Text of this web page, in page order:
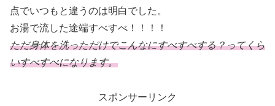
点でいつもと違うのは明白でした。
お湯で流した途端すべすべ！！！！
ただ身体を洗っただけでこんなにすべすべする？ってくら
いすべすべになります。
スポンサーリンク